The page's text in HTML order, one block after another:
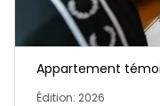
Appartement
Édition: 2026